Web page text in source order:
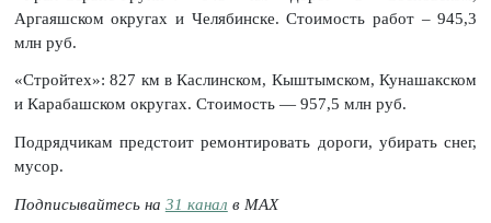
Аргаяшском округах и Челябинске. Стоимость работ – 945,3
млн руб.
«Стройтех»: 827 км в Каслинском, Кыштымском, Кунашакском
и Карабашском округах. Стоимость — 957,5 млн руб.
Подрядчикам предстоит ремонтировать дороги, убирать снег,
мусор.
Подписывайтесь на 31 канал в МАХ